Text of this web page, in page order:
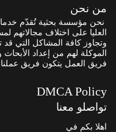
من نحن
نحن مؤسسة بحثية تُقدّم
العليا على اختلاف مجالاتهم
وتجاوز كافة المشاكل التي قد
الموكلة لهم من إعداد
فريق العمل يتكون فريق عملنا
DMCA Policy
تواصلو معنا
اهلا بكم في